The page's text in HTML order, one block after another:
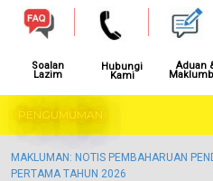
Soalan
Lazim
Hubungi
Kami
Aduan
PENGUMUMAN
MAKLUMAN: NOTIS PEMBAHARUAN
PERTAMA TAHUN 2026